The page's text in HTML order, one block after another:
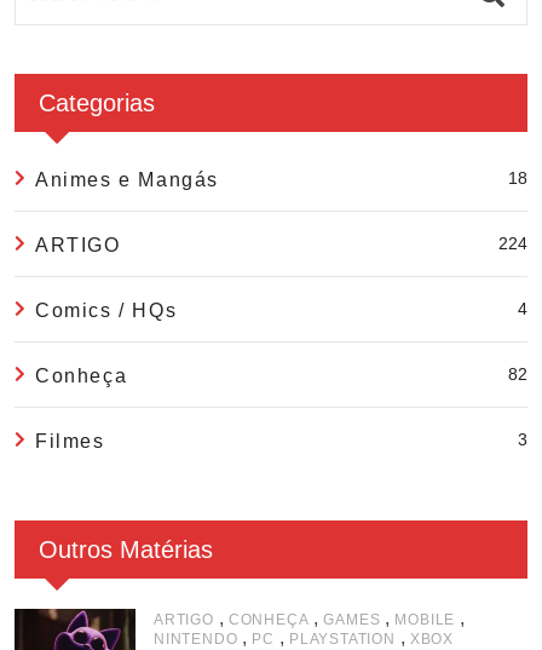
Categorias
Animes e Mangás 18
ARTIGO 224
Comics / HQs 4
Conheça 82
Filmes 3
Outros Matérias
ARTIGO , CONHEÇA ,GAMES , MOBILE ,
NINTENDO , PC , PLAYSTATION , XBOX